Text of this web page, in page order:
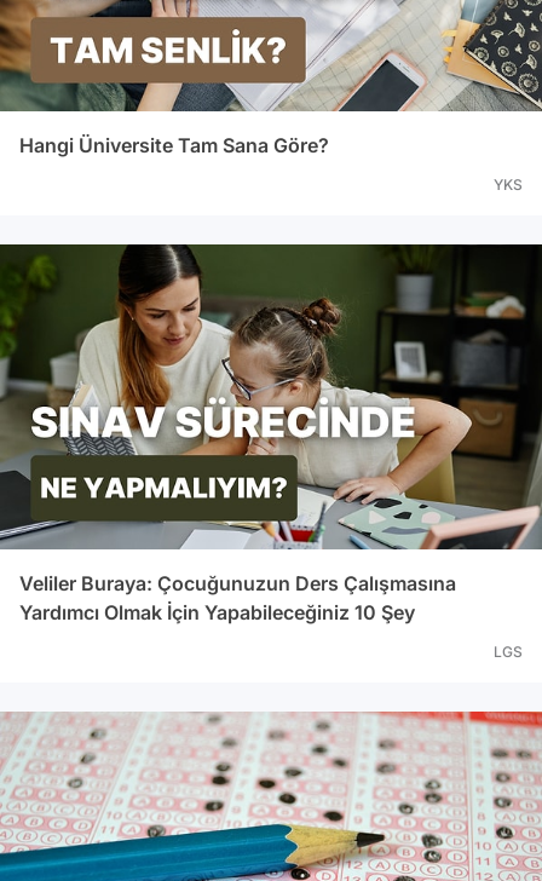
Hangi Üniversite Tam Sana Göre?
YKS
Veliler Buraya: Çocuğunuzun Ders Çalışmasına
Yardımcı Olmak İçin Yapabileceğiniz 10 Şey
LGS